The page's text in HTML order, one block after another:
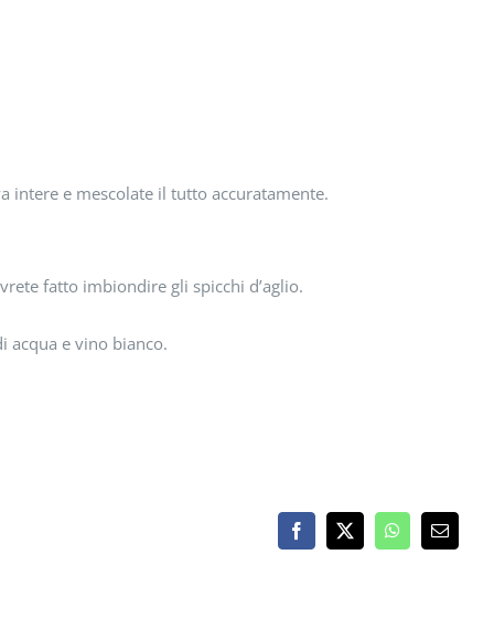
intere e mescolate il tutto accuratamente.
fatto imbiondire gli spicchi d’aglio.
acqua e vino bianco.
Facebook
X WhatsApp
Email